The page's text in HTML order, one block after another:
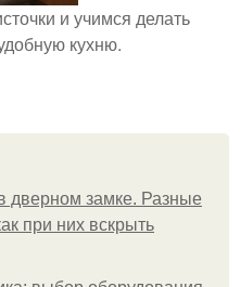
и учимся делать
кухню.
дверном замке. Разные
при них вскрыть